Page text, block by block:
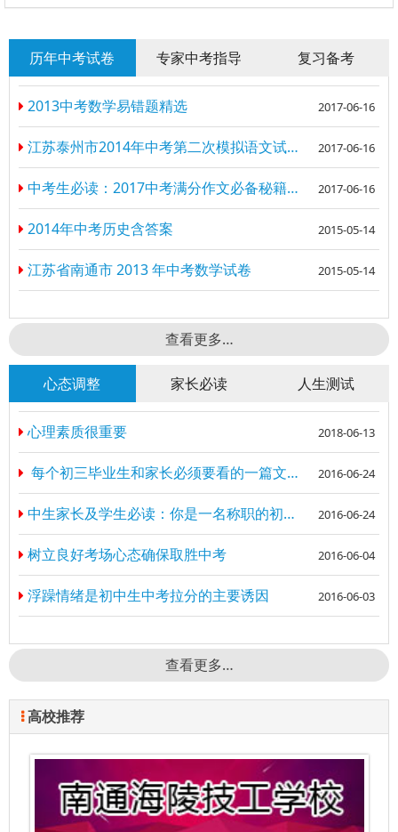
历年中考试卷 专家中考指导 复习备考
2013中考数学易错题精选 2017-06-16
江苏泰州市2014年中考第二次模拟语文试卷含答案 2017-06-16
中考生必读：2017中考满分作文必备秘籍（一） 2017-06-16
2014年中考历史含答案 2015-05-14
江苏省南通市 2013 年中考数学试卷 2015-05-14
查看更多…
心态调整 家长必读 人生测试
心理素质很重要 2018-06-13
每个初三毕业生和家长必须要看的一篇文章： 2016-06-24
中生家长及学生必读：你是一名称职的初中生家长吗？ 2016-06-24
树立良好考场心态确保取胜中考 2016-06-04
浮躁情绪是初中生中考拉分的主要诱因 2016-06-03
查看更多…
高校推荐